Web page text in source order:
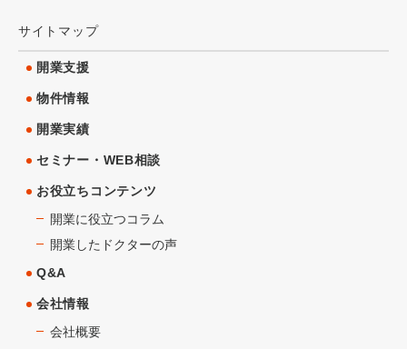
サイトマップ
開業支援
物件情報
開業実績
セミナー・WEB相談
お役立ちコンテンツ
開業に役立つコラム
開業したドクターの声
Q&A
会社情報
会社概要